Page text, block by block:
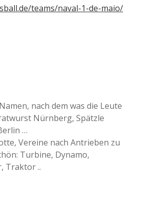
teams/naval-1-de-maio/
nach dem was die Leute
Nürnberg, Spätzle
…
Vereine nach Antrieben zu
Turbine, Dynamo,
Traktor ..